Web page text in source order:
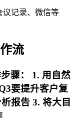
议记录、微信等
流
骤： 1. 用自然
要提升客户复
报告 3. 将大目